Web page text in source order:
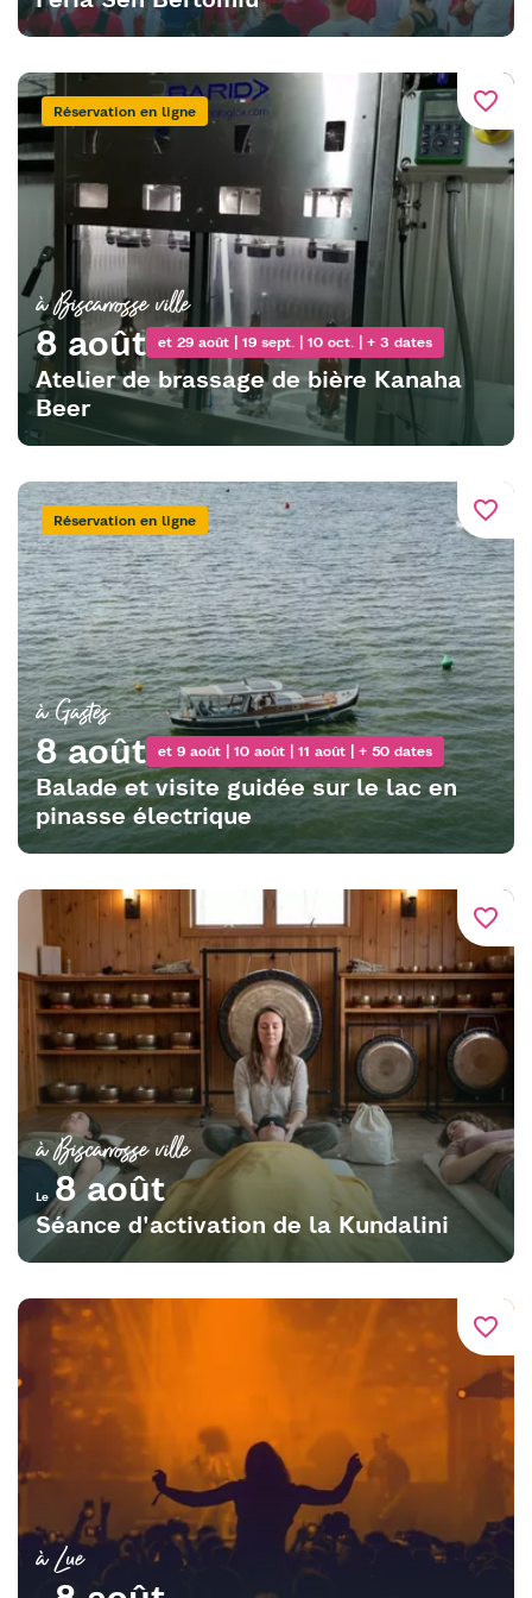
favorite_border
Réservation en ligne
à Biscarrosse ville
8 août et 29 août | 19 sept. | 10 oct. | + 3 dates
Atelier de brassage de bière Kanaha
Beer
favorite_border
Réservation en ligne
à Gastes
8 août et 9 août | 10 août | 11 août | + 50 dates
Balade et visite guidée sur le lac en
pinasse électrique
favorite_border
à Biscarrosse ville
Le8 août
Séance d'activation de la Kundalini
favorite_border
à Lue